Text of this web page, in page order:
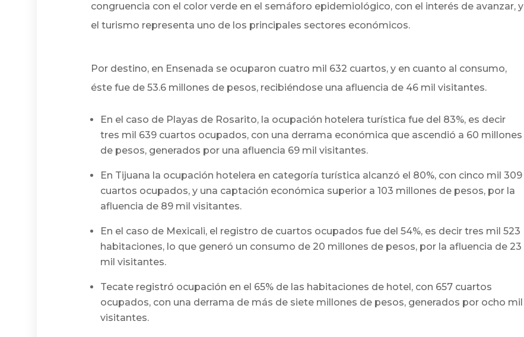
congruencia con el color verde en el semáforo epidemiológico, con el interés de avanzar, y
el turismo representa uno de los principales sectores económicos.
Por destino, en Ensenada se ocuparon cuatro mil 632 cuartos, y en cuanto al consumo,
éste fue de 53.6 millones de pesos, recibiéndose una afluencia de 46 mil visitantes.
En el caso de Playas de Rosarito, la ocupación hotelera turística fue del 83%, es decir
tres mil 639 cuartos ocupados, con una derrama económica que ascendió a 60 millones
de pesos, generados por una afluencia 69 mil visitantes.
En Tijuana la ocupación hotelera en categoría turística alcanzó el 80%, con cinco mil 309
cuartos ocupados, y una captación económica superior a 103 millones de pesos, por la
afluencia de 89 mil visitantes.
En el caso de Mexicali, el registro de cuartos ocupados fue del 54%, es decir tres mil 523
habitaciones, lo que generó un consumo de 20 millones de pesos, por la afluencia de 23
mil visitantes.
Tecate registró ocupación en el 65% de las habitaciones de hotel, con 657 cuartos
ocupados, con una derrama de más de siete millones de pesos, generados por ocho mil
visitantes.